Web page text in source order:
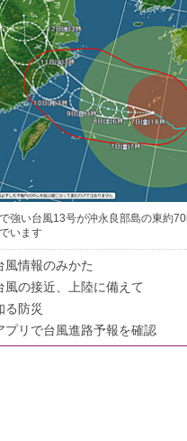
強い台風13号が沖永良部島の東約
います
風情報のみかた
風の接近、上陸に備えて
る防災
プリで台風進路予報を確認